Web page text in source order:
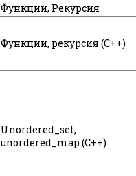
Функции, Рекурсия
Функции, рекурсия (C++)
Unordered_set,
unordered_map (C++)